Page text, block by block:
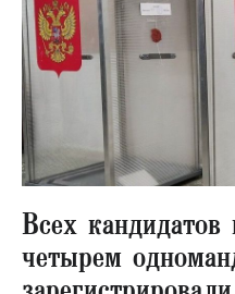
Всех
четырем